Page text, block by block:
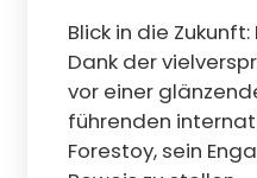
Blick in die
Dank der
vor einer
führenden
Forestoy, sein